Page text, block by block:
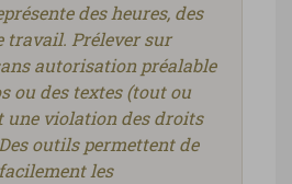
des heures, des
travail. Prélever sur
autorisation préalable
ou des textes (tout ou
une violation des droits
outils permettent de
les